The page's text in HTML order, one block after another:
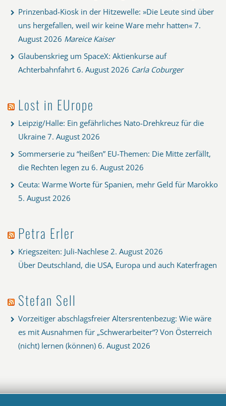
Prinzenbad-Kiosk in der Hitzewelle: »Die Leute sind über
uns hergefallen, weil wir keine Ware mehr hatten« 7.
August 2026 Mareice Kaiser
Glaubenskrieg um SpaceX: Aktienkurse auf
Achterbahnfahrt 6. August 2026 Carla Coburger
Lost in EUrope
Leipzig/Halle: Ein gefährliches Nato-Drehkreuz für die
Ukraine 7. August 2026
Sommerserie zu “heißen” EU-Themen: Die Mitte zerfällt,
die Rechten legen zu 6. August 2026
Ceuta: Warme Worte für Spanien, mehr Geld für Marokko
5. August 2026
Petra Erler
Kriegszeiten: Juli-Nachlese 2. August 2026
Über Deutschland, die USA, Europa und auch Katerfragen
Stefan Sell
Vorzeitiger abschlagsfreier Altersrentenbezug: Wie wäre
es mit Ausnahmen für „Schwerarbeiter“? Von Österreich
(nicht) lernen (können) 6. August 2026